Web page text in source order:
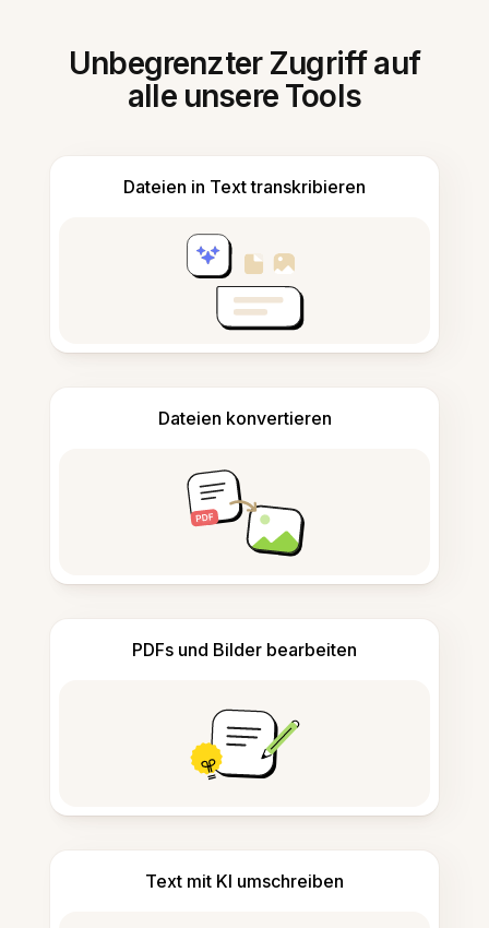
Unbegrenzter Zugriff auf
alle unsere Tools
Dateien in Text transkribieren
Dateien konvertieren
PDFs und Bilder bearbeiten
Text mit KI umschreiben